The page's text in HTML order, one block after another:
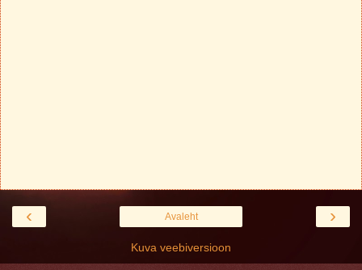
‹ ›
Avaleht
Kuva veebiversioon